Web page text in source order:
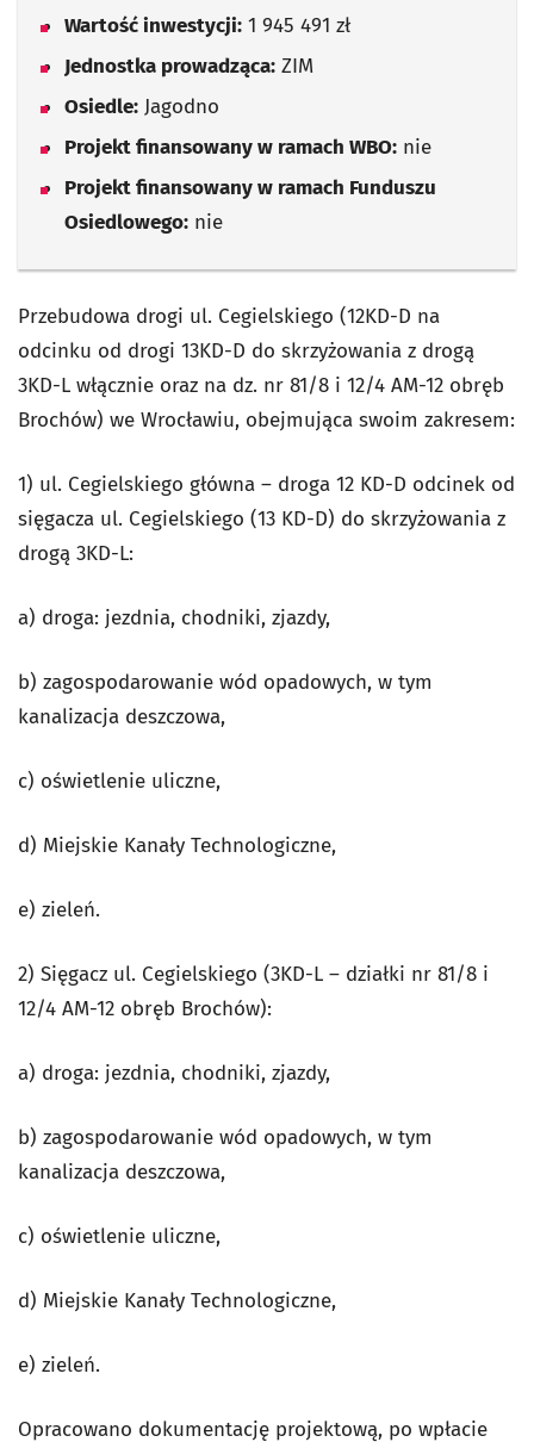
Wartość inwestycji: 1 945 491 zł
Jednostka prowadząca: ZIM
Osiedle: Jagodno
Projekt finansowany w ramach WBO: nie
Projekt finansowany w ramach Funduszu
Osiedlowego: nie
Przebudowa drogi ul. Cegielskiego (12KD-D na
odcinku od drogi 13KD-D do skrzyżowania z drogą
3KD-L włącznie oraz na dz. nr 81/8 i 12/4 AM-12 obręb
Brochów) we Wrocławiu, obejmująca swoim zakresem:
1) ul. Cegielskiego główna – droga 12 KD-D odcinek od
sięgacza ul. Cegielskiego (13 KD-D) do skrzyżowania z
drogą 3KD-L:
a) droga: jezdnia, chodniki, zjazdy,
b) zagospodarowanie wód opadowych, w tym
kanalizacja deszczowa,
c) oświetlenie uliczne,
d) Miejskie Kanały Technologiczne,
e) zieleń.
2) Sięgacz ul. Cegielskiego (3KD-L – działki nr 81/8 i
12/4 AM-12 obręb Brochów):
a) droga: jezdnia, chodniki, zjazdy,
b) zagospodarowanie wód opadowych, w tym
kanalizacja deszczowa,
c) oświetlenie uliczne,
d) Miejskie Kanały Technologiczne,
e) zieleń.
Opracowano dokumentację projektową, po wpłacie